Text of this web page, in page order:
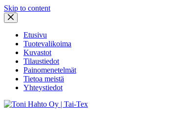
Skip to content
Etusivu
Tuotevalikoima
Kuvastot
Tilaustiedot
Painomenetelmät
Tietoa meistä
Yhteystiedot